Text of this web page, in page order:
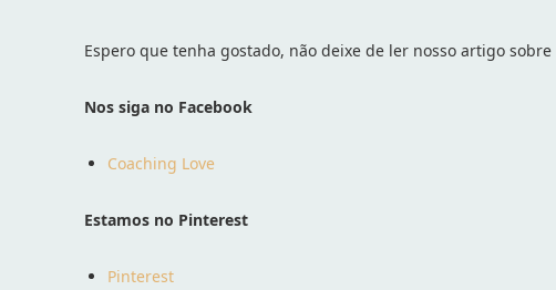
Espero que tenha gostado, não deixe de ler nosso artigo sobre
Nos siga no Facebook
Coaching Love
Estamos no Pinterest
Pinterest